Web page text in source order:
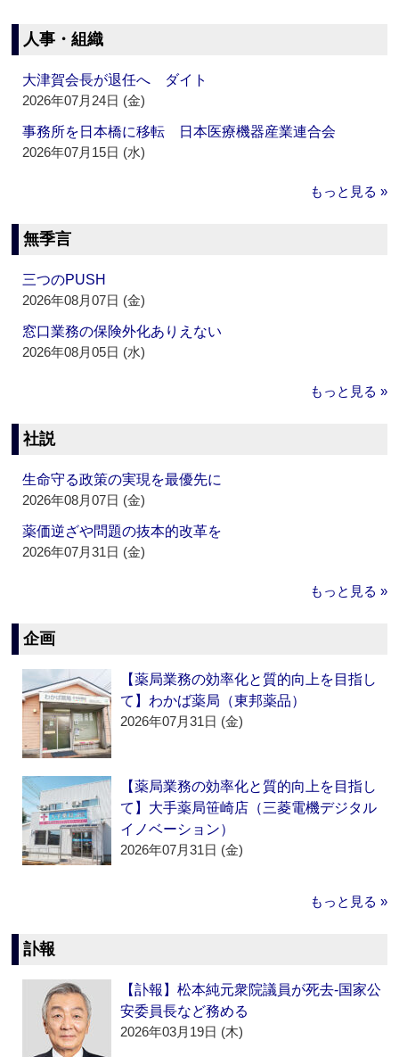
人事・組織
大津賀会長が退任へ ダイト
2026年07月24日 (金)
事務所を日本橋に移転 日本医療機器産業連合会
2026年07月15日 (水)
もっと見る »
無季言
三つのPUSH
2026年08月07日 (金)
窓口業務の保険外化ありえない
2026年08月05日 (水)
もっと見る »
社説
生命守る政策の実現を最優先に
2026年08月07日 (金)
薬価逆ざや問題の抜本的改革を
2026年07月31日 (金)
もっと見る »
企画
【薬局業務の効率化と質的向上を目指し
て】わかば薬局（東邦薬品）
2026年07月31日 (金)
【薬局業務の効率化と質的向上を目指し
て】大手薬局笹崎店（三菱電機デジタル
イノベーション）
2026年07月31日 (金)
もっと見る »
訃報
【訃報】松本純元衆院議員が死去‐国家公
安委員長など務める
2026年03月19日 (木)